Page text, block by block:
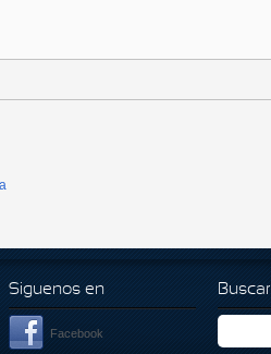
Siguenos en
Facebook
Buscar